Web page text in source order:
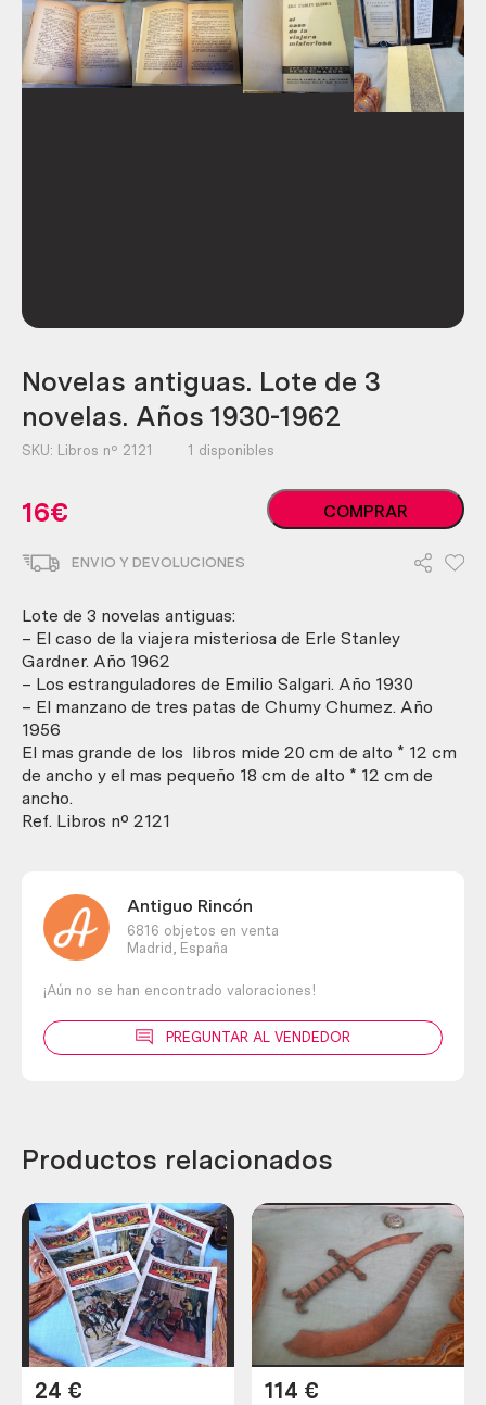
Novelas antiguas. Lote de 3
novelas. Años 1930-1962
SKU: Libros nº 2121 1 disponibles
16€
Novelas
antiguas.
Años
1962
cantidad
COMPRAR
ENVIO Y DEVOLUCIONES
Lote de 3 novelas antiguas:
– El caso de la viajera misteriosa de Erle Stanley
Gardner. Año 1962
– Los estranguladores de Emilio Salgari. Año 1930
– El manzano de tres patas de Chumy Chumez. Año
1956
El mas grande de los libros mide 20 cm de alto * 12 cm
de ancho y el mas pequeño 18 cm de alto * 12 cm de
ancho.
Ref. Libros nº 2121
Antiguo Rincón
6816 objetos en venta
Madrid,
España
¡Aún no se han encontrado valoraciones!
PREGUNTAR AL VENDEDOR
Productos relacionados
24 € 114 €